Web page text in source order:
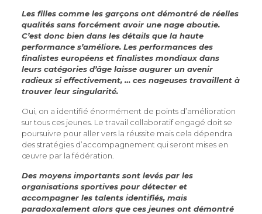
Les filles comme les garçons ont démontré de réelles
qualités sans forcément avoir une nage aboutie.
C’est donc bien dans les détails que la haute
performance s’améliore. Les performances des
finalistes européens et finalistes mondiaux dans
leurs catégories d’âge laisse augurer un avenir
radieux si effectivement, … ces nageuses travaillent à
trouver leur singularité.
Oui, on a identifié énormément de points d’amélioration
sur tous ces jeunes. Le travail collaboratif engagé doit se
poursuivre pour aller vers la réussite mais cela dépendra
des stratégies d’accompagnement qui seront mises en
œuvre par la fédération.
Des moyens importants sont levés par les
organisations sportives pour détecter et
accompagner les talents identifiés, mais
paradoxalement alors que ces jeunes ont démontré